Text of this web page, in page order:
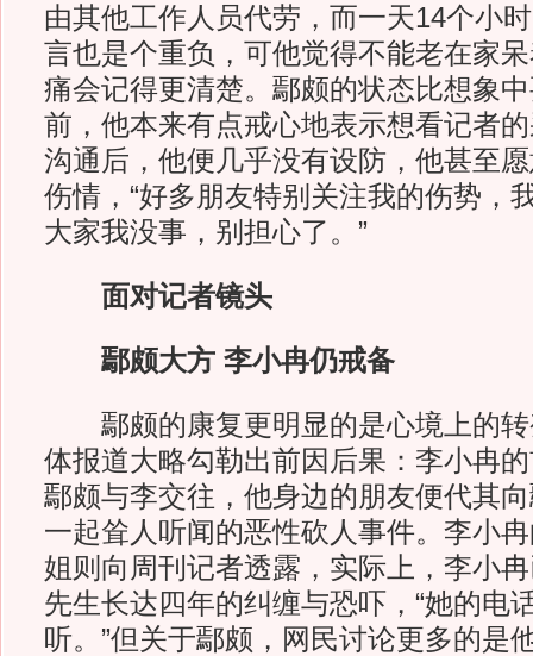
由其他工作人员代劳，而一天14个小
言也是个重负，可他觉得不能老在家
痛会记得更清楚。鄢颇的状态比想象
前，他本来有点戒心地表示想看记者
沟通后，他便几乎没有设防，他甚至
伤情，“好多朋友特别关注我的伤势，
大家我没事，别担心了。”
面对记者镜头
鄢颇大方 李小冉仍戒备
鄢颇的康复更明显的是心境上的转
体报道大略勾勒出前因后果：李小冉
鄢颇与李交往，他身边的朋友便代其
一起耸人听闻的恶性砍人事件。李小
姐则向周刊记者透露，实际上，李小
先生长达四年的纠缠与恐吓，“她的电
听。”但关于鄢颇，网民讨论更多的是